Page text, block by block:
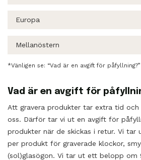
Europa
Mellanöstern
*Vänligen se: “Vad är en avgift för påfyllning?”
Vad är en avgift för
Att gravera produkter tar extra tid och
oss. Därför tar vi ut en avgift för
produkter när de skickas i retur. Vi tar
per produkt för graverade klockor,
(sol)glasögon. Vi tar ut ett belopp